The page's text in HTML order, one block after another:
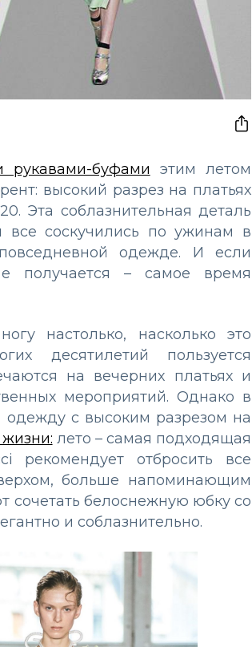
буфами этим летом
высокий разрез на платьях
Эта соблазнительная деталь
все соскучились по ужинам в
одежде. И если
получается – самое время
настолько, насколько это
десятилетий пользуется
на вечерних платьях и
мероприятий. Однако в
одежду с высоким разрезом на
лето – самая подходящая
рекомендует отбросить все
больше напоминающим
сочетать белоснежную юбку со
и соблазнительно.